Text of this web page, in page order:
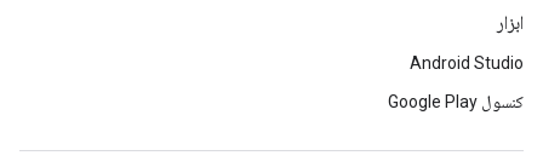
ابزار
Android Studio
کنسول Google Play